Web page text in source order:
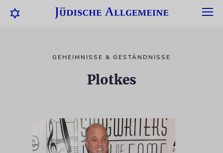
GEHEIMNISSE & GESTÄNDNISSE
Plotkes